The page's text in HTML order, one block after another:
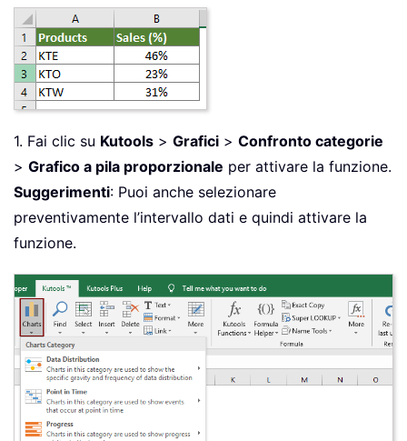
1. Fai clic su Kutools > Grafici > Confronto categorie
> Grafico a pila proporzionale per attivare la funzione.
Suggerimenti: Puoi anche selezionare
preventivamente l’intervallo dati e quindi attivare la
funzione.